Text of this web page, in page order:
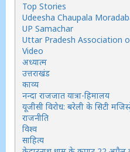
Top Stories
Udeesha Chaupala
UP Samachar
Uttar Pradesh Association
Video
अध्यात्म
उत्तराखंड
काव्य
नन्दा राजजात यात्रा-हिमालय
यूजीसी विरोध: बरेली के सिटी
राजनीति
विश्व
साहित्य